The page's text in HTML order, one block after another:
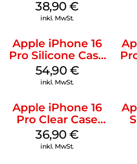
MagSafe Denim
38,90€
inkl. MwSt.
Apple iPhone 16
Pro Silicone Case
MagSafe Black
54,90 €
inkl. MwSt.
Apple iPhone 16
Pro Clear Case
MagSafe
Transparent
36,90€
inkl. MwSt.